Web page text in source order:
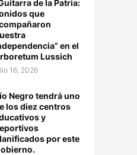
de la Patria:
que
en el
Lussich
16, 2026
Negro tendrá uno
los diez centros
y
por este